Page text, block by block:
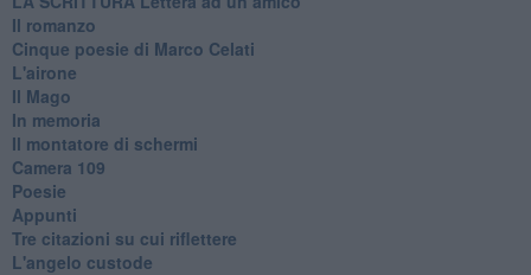
Il romanzo
Cinque poesie di Marco Celati
L'airone
Il Mago
In memoria
Il montatore di schermi
Camera 109
Poesie
Appunti
Tre citazioni su cui riflettere
L'angelo custode